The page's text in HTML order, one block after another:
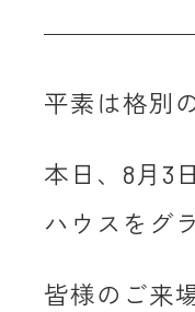
平素は格別
本日、8月3
ハウスをグ
皆様のご来